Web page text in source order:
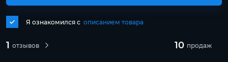
1 отзывов 10 продаж
Я ознакомился с описанием товара